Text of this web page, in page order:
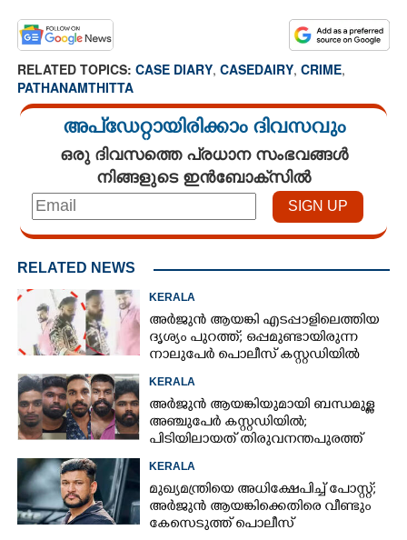
RELATED TOPICS: CASE DIARY, CASEDAIRY, CRIME,
PATHANAMTHITTA
അപ്ഡേറ്റായിരിക്കാം ദിവസവും
ഒരു ദിവസത്തെ പ്രധാന സംഭവങ്ങൾ
നിങ്ങളുടെ ഇൻബോക്സിൽ
RELATED NEWS
KERALA
അർജുൻ ആയങ്കി എടപ്പാളിലെത്തിയ
ദൃശ്യം പുറത്ത്; ഒപ്പമുണ്ടായിരുന്ന
നാലുപേർ പൊലീസ് കസ്റ്റഡിയിൽ
KERALA
അർജുൻ ആയങ്കിയുമായി ബന്ധമുള്ള
അഞ്ചുപേർ കസ്റ്റഡിയിൽ;
പിടിയിലായത് തിരുവനന്തപുരത്ത്
KERALA
മുഖ്യമന്ത്രിയെ അധിക്ഷേപിച്ച് പോസ്റ്റ്;
അർജുൻ ആയങ്കിക്കെതിരെ വീണ്ടും
കേസെടുത്ത് പൊലീസ്